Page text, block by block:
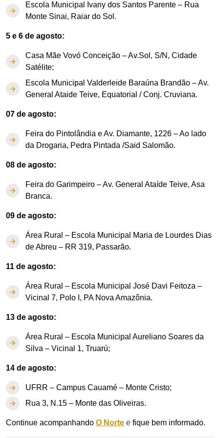
Escola Municipal Ivany dos Santos Parente – Rua
Monte Sinai, Raiar do Sol.
5 e 6 de agosto:
Casa Mãe Vovó Conceição – Av.Sol, S/N, Cidade
Satélite;
Escola Municipal Valderleide Baraúna Brandão – Av.
General Ataide Teive, Equatorial / Conj. Cruviana.
07 de agosto:
Feira do Pintolândia e Av. Diamante, 1226 – Ao lado
da Drogaria, Pedra Pintada /Said Salomão.
08 de agosto:
Feira do Garimpeiro – Av. General Ataíde Teive, Asa
Branca.
09 de agosto:
Área Rural – Escola Municipal Maria de Lourdes Dias
de Abreu – RR 319, Passarão.
11 de agosto:
Área Rural – Escola Municipal José Davi Feitoza –
Vicinal 7, Polo I, PA Nova Amazônia.
13 de agosto:
Área Rural – Escola Municipal Aureliano Soares da
Silva – Vicinal 1, Truarú;
14 de agosto:
UFRR – Campus Cauamé – Monte Cristo;
Rua 3, N.15 – Monte das Oliveiras.
Continue acompanhando O Norte e fique bem informado.